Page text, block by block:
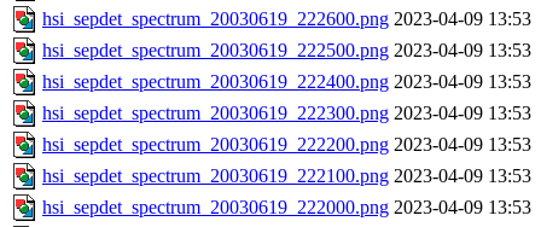
hsi_sepdet_spectrum_20030619_222600.png 2023-04-09 13:53
hsi_sepdet_spectrum_20030619_222500.png 2023-04-09 13:53
hsi_sepdet_spectrum_20030619_222400.png 2023-04-09 13:53
hsi_sepdet_spectrum_20030619_222300.png 2023-04-09 13:53
hsi_sepdet_spectrum_20030619_222200.png 2023-04-09 13:53
hsi_sepdet_spectrum_20030619_222100.png 2023-04-09 13:53
hsi_sepdet_spectrum_20030619_222000.png 2023-04-09 13:53